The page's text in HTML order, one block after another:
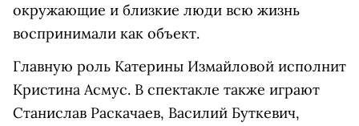
окружающие и близкие люди всю жизнь
воспринимали как объект.
Главную роль Катерины Измайловой исполнит
Кристина Асмус. В спектакле также играют
Станислав Раскачаев, Василий Буткевич,